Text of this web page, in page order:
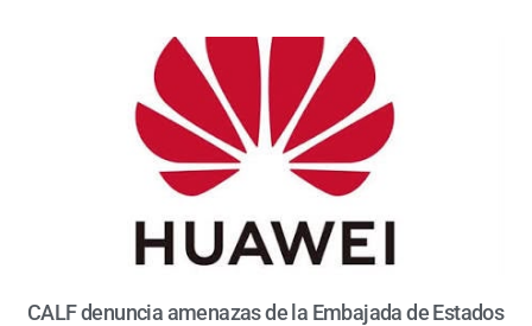
CALF denuncia amenazas de la Embajada de Estados